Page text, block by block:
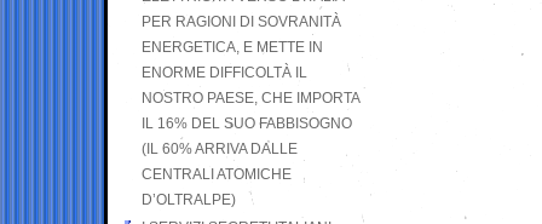
PER RAGIONI DI SOVRANITÀ
ENERGETICA, E METTE IN
ENORME DIFFICOLTÀ IL
NOSTRO PAESE, CHE IMPORTA
IL 16% DEL SUO FABBISOGNO
(IL 60% ARRIVA DALLE
CENTRALI ATOMICHE
D’OLTRALPE)